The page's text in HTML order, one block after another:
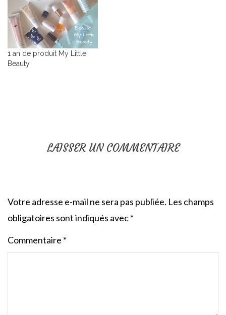
1 an de produit My Little
Beauty
LAISSER UN COMMENTAIRE
Votre adresse e-mail ne sera pas publiée. Les champs
obligatoires sont indiqués avec*
Commentaire *